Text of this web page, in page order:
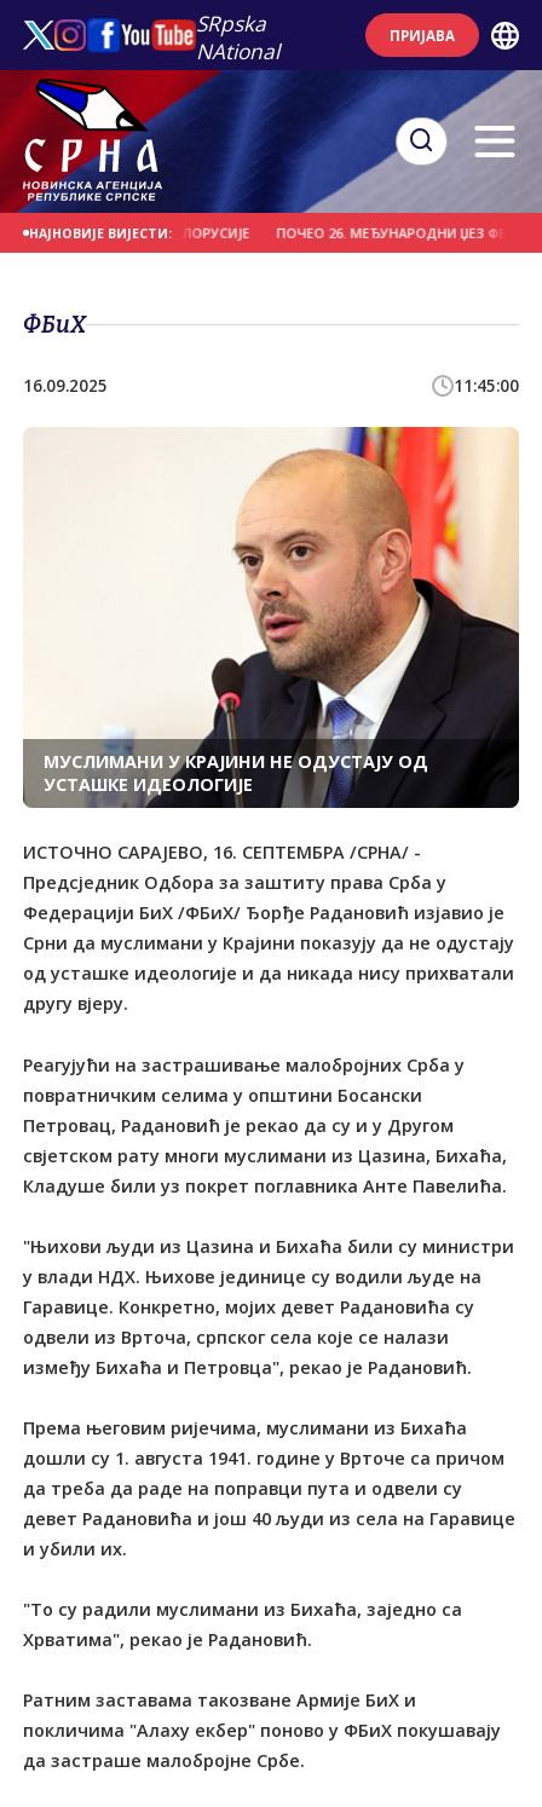
SRpska
NAtional
ПРИЈАВА
НАЈНОВИЈЕ ВИЈЕСТИ:
"ВИТЕБСК" ИЗ БЈЕЛОРУСИЈЕ ПОЧЕО 26. МЕЂУНАРОДНИ ЏЕЗ ФЕСТИВАЛ
ФБиХ
16.09.2025 11:45:00
МУСЛИМАНИ У КРАЈИНИ НЕ ОДУСТАЈУ ОД
УСТАШКЕ ИДЕОЛОГИЈЕ
ИСТОЧНО САРАЈЕВО, 16. СЕПТЕМБРА /СРНА/ -
Предсједник Одбора за заштиту права Срба у
Федерацији БиХ /ФБиХ/ Ђорђе Радановић изјавио је
Срни да муслимани у Крајини показују да не одустају
од усташке идеологије и да никада нису прихватали
другу вјеру.
Реагујући на застрашивање малобројних Срба у
повратничким селима у општини Босански
Петровац, Радановић је рекао да су и у Другом
свјетском рату многи муслимани из Цазина, Бихаћа,
Кладуше били уз покрет поглавника Анте Павелића.
"Њихови људи из Цазина и Бихаћа били су министри
у влади НДХ. Њихове јединице су водили људе на
Гаравице. Конкретно, мојих девет Радановића су
одвели из Врточа, српског села које се налази
између Бихаћа и Петровца", рекао је Радановић.
Према његовим ријечима, муслимани из Бихаћа
дошли су 1. августа 1941. године у Врточе са причом
да треба да раде на поправци пута и одвели су
девет Радановића и још 40 људи из села на Гаравице
и убили их.
"То су радили муслимани из Бихаћа, заједно са
Хрватима", рекао је Радановић.
Ратним заставама такозване Армије БиХ и
покличима "Алаху екбер" поново у ФБиХ покушавају
да застраше малобројне Србе.